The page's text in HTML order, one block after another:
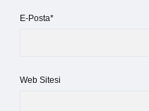
E-Posta*
Web Sitesi